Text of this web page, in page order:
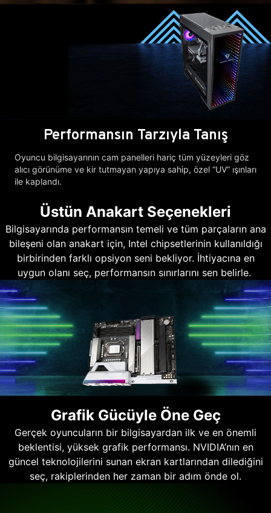
Performansın Tarzıyla Tanış
Oyuncu bilgisayarının cam panelleri hariç tüm yüzeyleri göz
alıcı görünüme ve kir tutmayan yapıya sahip, özel “UV” ışınları
ile kaplandı.
Üstün Anakart Seçenekleri
Bilgisayarında performansın temeli ve tüm parçaların ana
bileşeni olan anakart için, Intel chipsetlerinin kullanıldığı
birbirinden farklı opsiyon seni bekliyor. İhtiyacına en
uygun olanı seç, performansın sınırlarını sen belirle.
Grafik Gücüyle Öne Geç
Gerçek oyuncuların bir bilgisayardan ilk ve en önemli
beklentisi, yüksek grafik performansı. NVIDIA’nın en
güncel teknolojilerini sunan ekran kartlarından dilediğini
seç, rakiplerinden her zaman bir adım önde ol.